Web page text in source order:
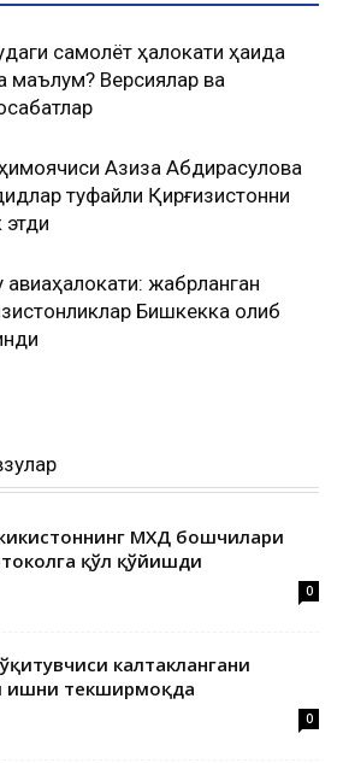
самолёт ҳалокати ҳақида
маълум? Версиялар ва
ҳимоячиси Азиза Абдирасулова
туфайли Қирғизистонни
этди
авиаҳалокати: жабрланган
Бишкекка олиб
МХДҚ бошчилари
қўл қўйишди
0
калтаклангани
ишни текширмоқда
0